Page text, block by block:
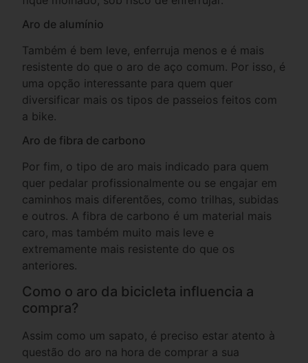
Aro de alumínio
Também é bem leve, enferruja menos e é mais
resistente do que o aro de aço comum. Por isso, é
uma opção interessante para quem quer
diversificar mais os tipos de passeios feitos com
a bike.
Aro de fibra de carbono
Por fim, o tipo de aro mais indicado para quem
quer pedalar profissionalmente ou se engajar em
caminhos mais diferentões, como trilhas, subidas
e outros. A fibra de carbono é um material mais
caro, mas também muito mais leve e
extremamente mais resistente do que os
anteriores.
Como o aro da bicicleta influencia a
compra?
Assim como um sapato, é preciso estar atento à
questão do aro na hora de comprar a sua